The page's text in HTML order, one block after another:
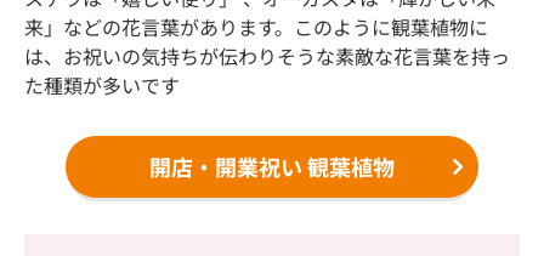
来」などの花言葉があります。このように観葉植物に
は、お祝いの気持ちが伝わりそうな素敵な花言葉を持っ
た種類が多いです
開店・開業祝い 観葉植物